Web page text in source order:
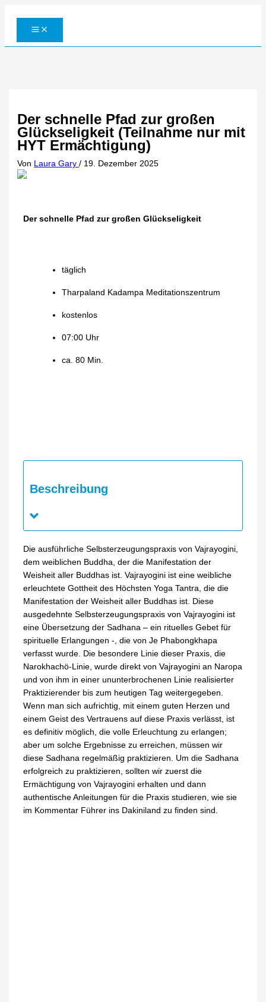
Der schnelle Pfad zur großen
Glückseligkeit (Teilnahme nur mit
HYT Ermächtigung)
Von Laura Gary/ 19. Dezember 2025
Der schnelle Pfad zur großen Glückseligkeit
täglich
Tharpaland Kadampa Meditationszentrum
kostenlos
07:00 Uhr
ca. 80 Min.
Beschreibung
Die ausführliche Selbsterzeugungspraxis von Vajrayogini,
dem weiblichen Buddha, der die Manifestation der
Weisheit aller Buddhas ist. Vajrayogini ist eine weibliche
erleuchtete Gottheit des Höchsten Yoga Tantra, die die
Manifestation der Weisheit aller Buddhas ist. Diese
ausgedehnte Selbsterzeugungspraxis von Vajrayogini ist
eine Übersetzung der Sadhana – ein rituelles Gebet für
spirituelle Erlangungen -, die von Je Phabongkhapa
verfasst wurde. Die besondere Linie dieser Praxis, die
Narokhachö-Linie, wurde direkt von Vajrayogini an Naropa
und von ihm in einer ununterbrochenen Linie realisierter
Praktizierender bis zum heutigen Tag weitergegeben.
Wenn man sich aufrichtig, mit einem guten Herzen und
einem Geist des Vertrauens auf diese Praxis verlässt, ist
es definitiv möglich, die volle Erleuchtung zu erlangen;
aber um solche Ergebnisse zu erreichen, müssen wir
diese Sadhana regelmäßig praktizieren. Um die Sadhana
erfolgreich zu praktizieren, sollten wir zuerst die
Ermächtigung von Vajrayogini erhalten und dann
authentische Anleitungen für die Praxis studieren, wie sie
im Kommentar Führer ins Dakiniland zu finden sind.